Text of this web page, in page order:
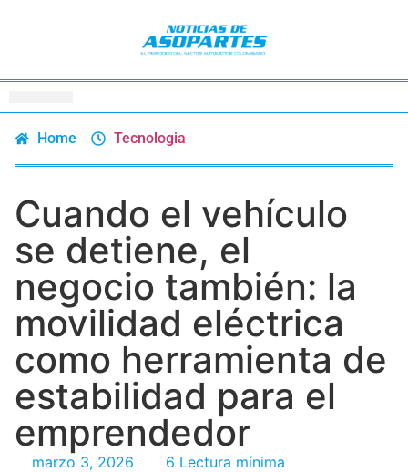
Home Tecnologia
Cuando el vehículo
se detiene, el
negocio también: la
movilidad eléctrica
como herramienta de
estabilidad para el
emprendedor
marzo 3, 2026 6 Lectura mínima